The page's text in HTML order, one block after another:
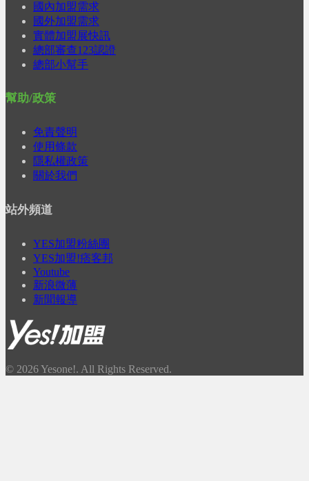
國內加盟需求
國外加盟需求
實體加盟展快訊
總部審查123認證
總部小幫手
幫助/政策
免責聲明
使用條款
隱私權政策
關於我們
站外頻道
YES加盟粉絲團
YES加盟!痞客邦
Youtube
新浪微薄
新聞報導
© 2026 Yesone!. All Rights Reserved.